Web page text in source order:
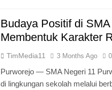
Budaya Positif di
Membentuk Karakter
TimMedia11 3 Months Ago 0
Purworejo — SMA Negeri 11
di lingkungan sekolah melalui